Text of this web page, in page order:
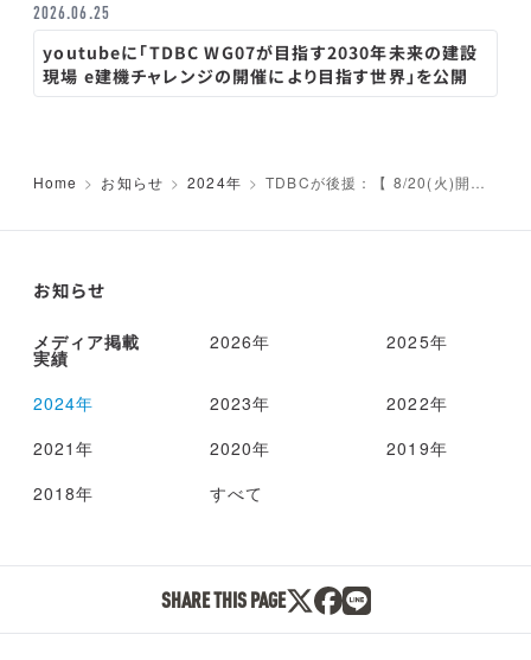
2026.06.25
youtubeに「TDBC WG07が目指す2030年未来の建設
現場 e建機チャレンジの開催により目指す世界」を公開
Home お知らせ 2024年
TDBCが後援：【 8/20(火)開
お知らせ
メディア掲載
実績
2026年 2025年
2024年 2023年
2022年
2021年
2020年
2019年
2018年
すべて
SHARE THIS PAGE